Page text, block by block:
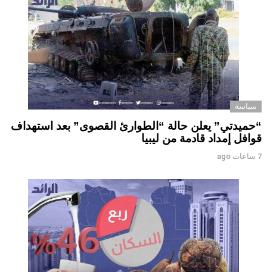
سياسة
“حميدتي” يعلن حالة “الطوارئ القصوى” بعد استهداف
قوافل إمداد قادمة من ليبيا
7 ساعات ago